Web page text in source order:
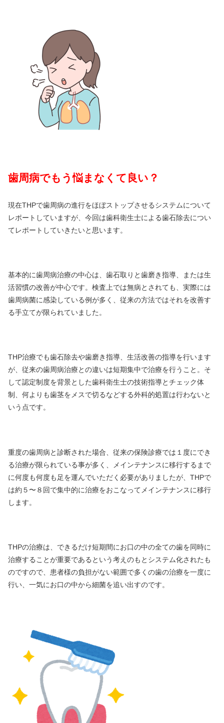
歯周病でもう悩まなくて良い？
現在THPで歯周病の進行をほぼストップさせるシステムについて
レポートしていますが、今回は歯科衛生士による歯石除去につい
てレポートしていきたいと思います。
基本的に歯周病治療の中心は、歯石取りと歯磨き指導、または生
活習慣の改善が中心です。検査上では無病とされても、実際には
歯周病菌に感染している例が多く、従来の方法ではそれを改善す
る手立てが限られていました。
THP治療でも歯石除去や歯磨き指導、生活改善の指導を行います
が、従来の歯周病治療との違いは短期集中で治療を行うこと。そ
して認定制度を背景とした歯科衛生士の技術指導とチェック体
制、何よりも歯茎をメスで切るなどする外科的処置は行わないと
いう点です。
重度の歯周病と診断された場合、従来の保険診療では１度にでき
る治療が限られている事が多く、メインテナンスに移行するまで
に何度も何度も足を運んでいただく必要がありましたが、THPで
は約５〜８回で集中的に治療をおこなってメインテナンスに移行
します。
THPの治療は、できるだけ短期間にお口の中の全ての歯を同時に
治療することが重要であるという考えのもとシステム化されたも
のですので、患者様の負担がない範囲で多くの歯の治療を一度に
行い、一気にお口の中から細菌を追い出すのです。